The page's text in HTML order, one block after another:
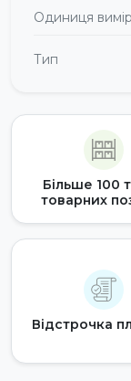
Одиниця
Тип
Більше 100
товарних
Відстрочка